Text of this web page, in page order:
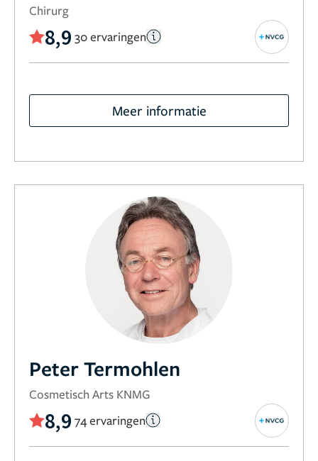
Chirurg
8,9 30 ervaringen
Meer informatie
Peter Termohlen
Cosmetisch Arts KNMG
8,9 74 ervaringen